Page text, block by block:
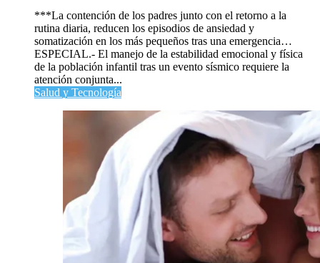
***La contención de los padres junto con el retorno a la
rutina diaria, reducen los episodios de ansiedad y
somatización en los más pequeños tras una emergencia…
ESPECIAL.- El manejo de la estabilidad emocional y física
de la población infantil tras un evento sísmico requiere la
atención conjunta...
Salud y Tecnología